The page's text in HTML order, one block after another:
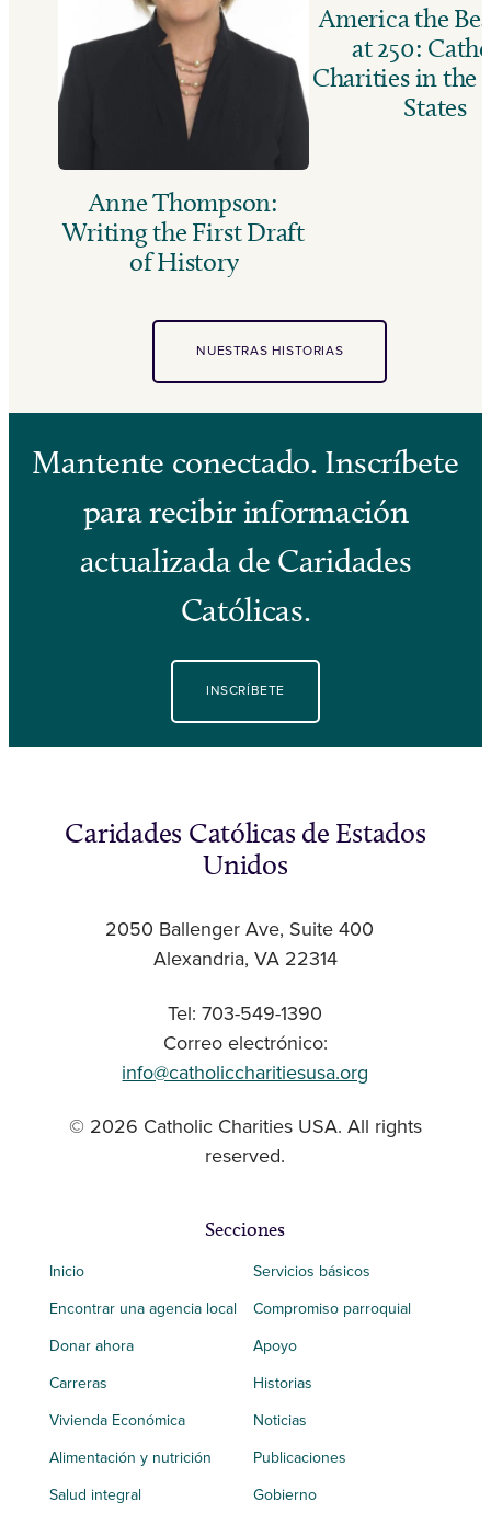
Anne Thompson:
Writing the First Draft
of History
America the
at 250:
Charities in the
States
NUESTRAS HISTORIAS
Mantente conectado. Inscríbete
para recibir información
actualizada de Caridades
Católicas.
INSCRÍBETE
Caridades Católicas de Estados
Unidos
2050 Ballenger Ave, Suite 400
Alexandria, VA 22314
Tel: 703-549-1390
Correo electrónico:
info@catholiccharitiesusa.org
© 2026 Catholic Charities USA. All rights
reserved.
Secciones
Inicio
Encontrar una agencia local
Donar ahora
Carreras
Vivienda Económica
Alimentación y nutrición
Salud integral
Servicios básicos
Compromiso parroquial
Apoyo
Historias
Noticias
Publicaciones
Gobierno